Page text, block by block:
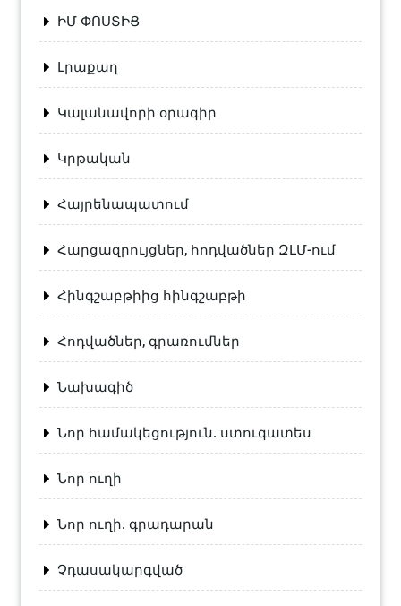
ԻՄ ՓՈՍՏԻՑ
Լրաքաղ
Կալանավորի օրագիր
Կրթական
Հայրենապատում
Հարցազրույցներ, հոդվածներ ԶԼՄ-ում
Հինգշաբթիից հինգշաբթի
Հոդվածներ, գրառումներ
Նախագիծ
Նոր համակեցություն. ստուգատես
Նոր ուղի
Նոր ուղի. գրադարան
Չդասակարգված